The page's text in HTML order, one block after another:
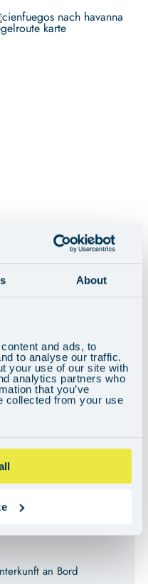
About
and ads, to
to analyse our traffic.
your use of our site with
analytics partners who
that you’ve
collected from your use
an Bord